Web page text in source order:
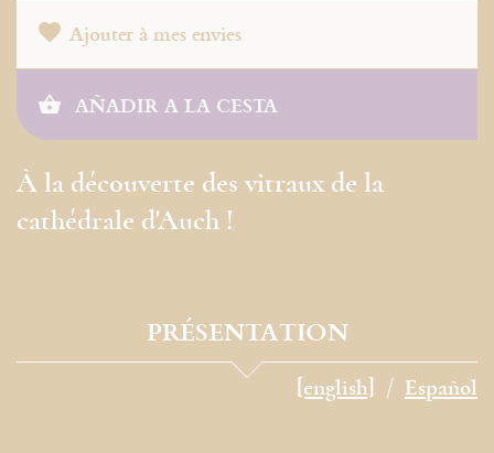
Ajouter à mes envies
AÑADIR A LA CESTA
À la découverte des vitraux de la
cathédrale d'Auch !
PRÉSENTATION
[english] Español